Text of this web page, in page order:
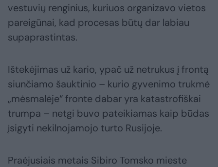
vestuvių renginius, kuriuos organizavo vietos
pareigūnai, kad procesas būtų dar labiau
supaprastintas.
Ištekėjimas už kario, ypač už netrukus į frontą
siunčiamo šauktinio – kurio gyvenimo trukmė
„mėsmalėje“ fronte dabar yra katastrofiškai
trumpa – netgi buvo pateikiamas kaip būdas
įsigyti nekilnojamojo turto Rusijoje.
Praėjusiais metais Sibiro Tomsko mieste